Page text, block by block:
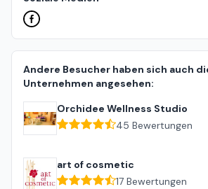
Andere Besucher haben sich auch
Unternehmen angesehen:
Orchidee Wellness Studio
45 Bewertungen
art of cosmetic
17 Bewertungen